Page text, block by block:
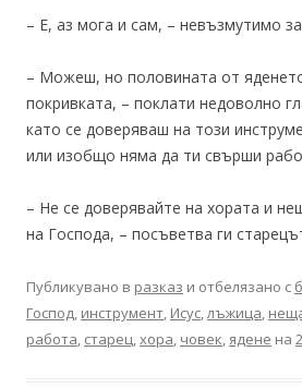
– Е, аз мога и сам, – невъзмутимо
– Можеш, но половината от
покривката, – поклати недоволно
като се доверяваш на този
или изобщо няма да ти свърши
– Не се доверявайте на хората и
на Господа, – посъветва ги
Публикувано в разказ и отбелязано с
Господ инструмент Исус лъжица
работа старец хора човек ядене на